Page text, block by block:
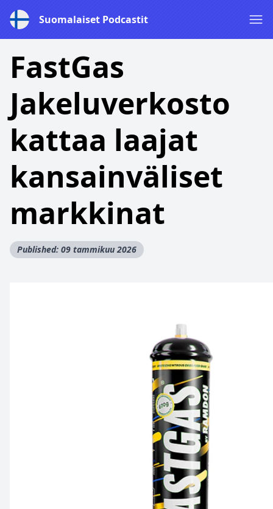
Suomalaiset Podcastit
FastGas
Jakeluverkosto
kattaa laajat
kansainväliset
markkinat
Published: 09 tammikuu 2026